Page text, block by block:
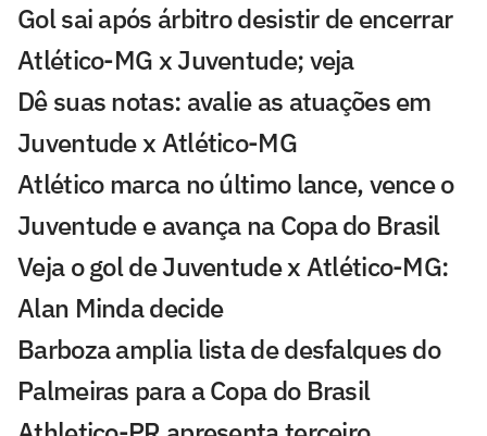
Gol sai após árbitro desistir de encerrar
Atlético-MG x Juventude; veja
Dê suas notas: avalie as atuações em
Juventude x Atlético-MG
Atlético marca no último lance, vence o
Juventude e avança na Copa do Brasil
Veja o gol de Juventude x Atlético-MG:
Alan Minda decide
Barboza amplia lista de desfalques do
Palmeiras para a Copa do Brasil